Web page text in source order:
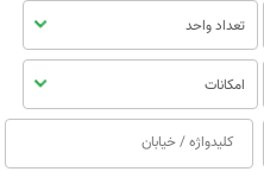
تعداد واحد
امکانات